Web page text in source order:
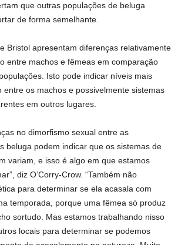
que outras populações de beluga
de forma semelhante.
Bristol apresentam diferenças relativamente
entre machos e fêmeas em comparação
Isto pode indicar níveis mais
entre os machos e possivelmente sistemas
em outros lugares.
no dimorfismo sexual entre as
beluga podem indicar que os sistemas de
variam, e isso é algo em que estamos
diz O’Corry-Crow. “Também não
para determinar se ela acasala com
temporada, porque uma fêmea só produz
sortudo. Mas estamos trabalhando nisso
locais para determinar se podemos